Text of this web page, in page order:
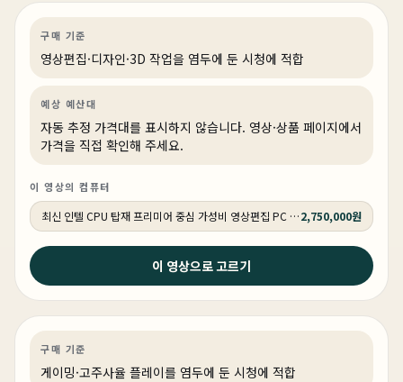
영상편집·디자인
구매 기준
영상편집·디자인·3D 작업을 염두에 둔 시청에 적합
예상 예산대
자동 추정 가격대를 표시하지 않습니다. 영상·상품 페이지에서
가격을 직접 확인해 주세요.
이 영상의 컴퓨터
최신 인텔 CPU 탑재 프리미어 중심 가성비 영상편집 PC 250K RTX 5060 추천PC VY1132,750,000원
이 영상으로 고르기
2026년 4월 15일
7500X3D 9700X 그런데 7800X3D까지... (가성비 최고
의 QHD 컴퓨터 견적/ 붉은사막 추천)
구매 기준
게이밍·고주사율 플레이를 염두에 둔 시청에 적합